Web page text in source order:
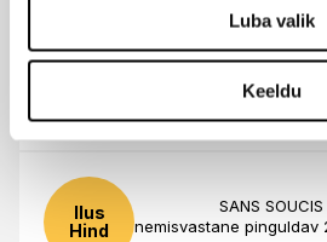
Luba valik
Keeldu
Hind
SANS SOUCIS
Kaaviari ja kullaga
43,95 € -25%
32,96 €
Ilus
Hind
SANS SOUCIS
Vananemisvastane pinguldav